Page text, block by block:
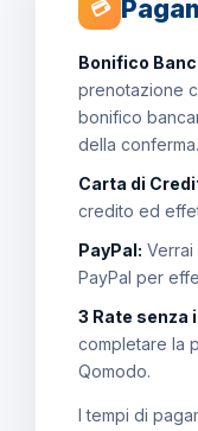
💳
Bonifico
prenotazione
bonifico
della conferma.
Carta di
credito ed
PayPal: Verrai
PayPal per
3 Rate senza
completare la
Qomodo.
I tempi di